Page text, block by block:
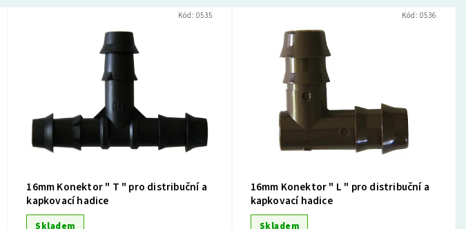
16mm Konektor " T " pro distribuční a
kapkovací hadice
Skladem
Kód: 0535
16mm Konektor " L " pro distribuční a
kapkovací hadice
Skladem
Kód: 0536